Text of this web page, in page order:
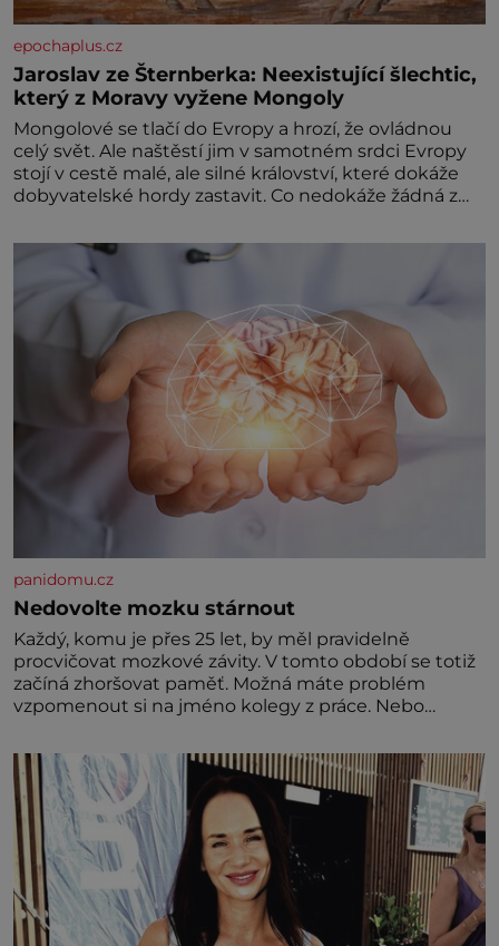
epochaplus.cz
Jaroslav ze Šternberka: Neexistující šlechtic,
který z Moravy vyžene Mongoly
Mongolové se tlačí do Evropy a hrozí, že ovládnou
celý svět. Ale naštěstí jim v samotném srdci Evropy
stojí v cestě malé, ale silné království, které dokáže
dobyvatelské hordy zastavit. Co nedokáže žádná z
král. Nebo že by ne? Mongolové od roku 1223
postupují podél Kaspického a Azovského moře,
panidomu.cz
Nedovolte mozku stárnout
Každý, komu je přes 25 let, by měl pravidelně
procvičovat mozkové závity. V tomto období se totiž
začíná zhoršovat paměť. Možná máte problém
vzpomenout si na jméno kolegy z práce. Nebo
nedávno přečetli. Je to opravdu tak, s věkem jako
kdyby se paměť rozhodla stávkovat. Cvičte